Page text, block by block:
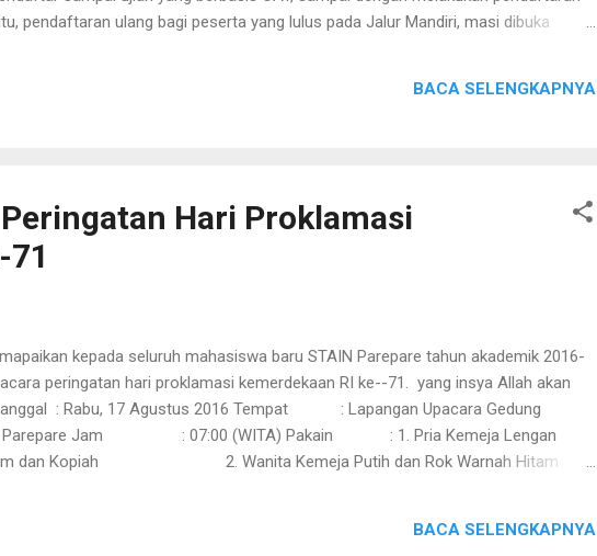
pendaftaran ulang bagi peserta yang lulus pada Jalur Mandiri, masi dibuka
BACA SELENGKAPNYA
Hari Proklamasi
71
kepada seluruh mahasiswa baru STAIN Parepare tahun akademik 2016-
peringatan hari proklamasi kemerdekaan RI ke--71. yang insya Allah akan
: Rabu, 17 Agustus 2016 Tempat : Lapangan Upacara Gedung
Parepare Jam : 07:00 (WITA) Pakain : 1. Pria Kemeja Lengan
dan Kopiah 2. Wanita Kemeja Putih dan Rok Warnah Hitam
STAIN
BACA SELENGKAPNYA